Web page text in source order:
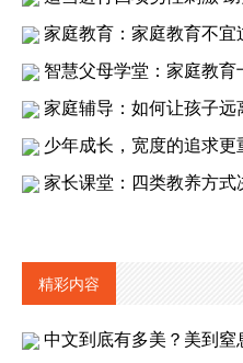
家庭教育：家庭教育不宜
智慧父母学堂：家庭教育
家庭辅导：如何让孩子远
少年成长，宽度的追求更
家长课堂：四类教养方式
精彩内容
中文到底有多美？美到窒